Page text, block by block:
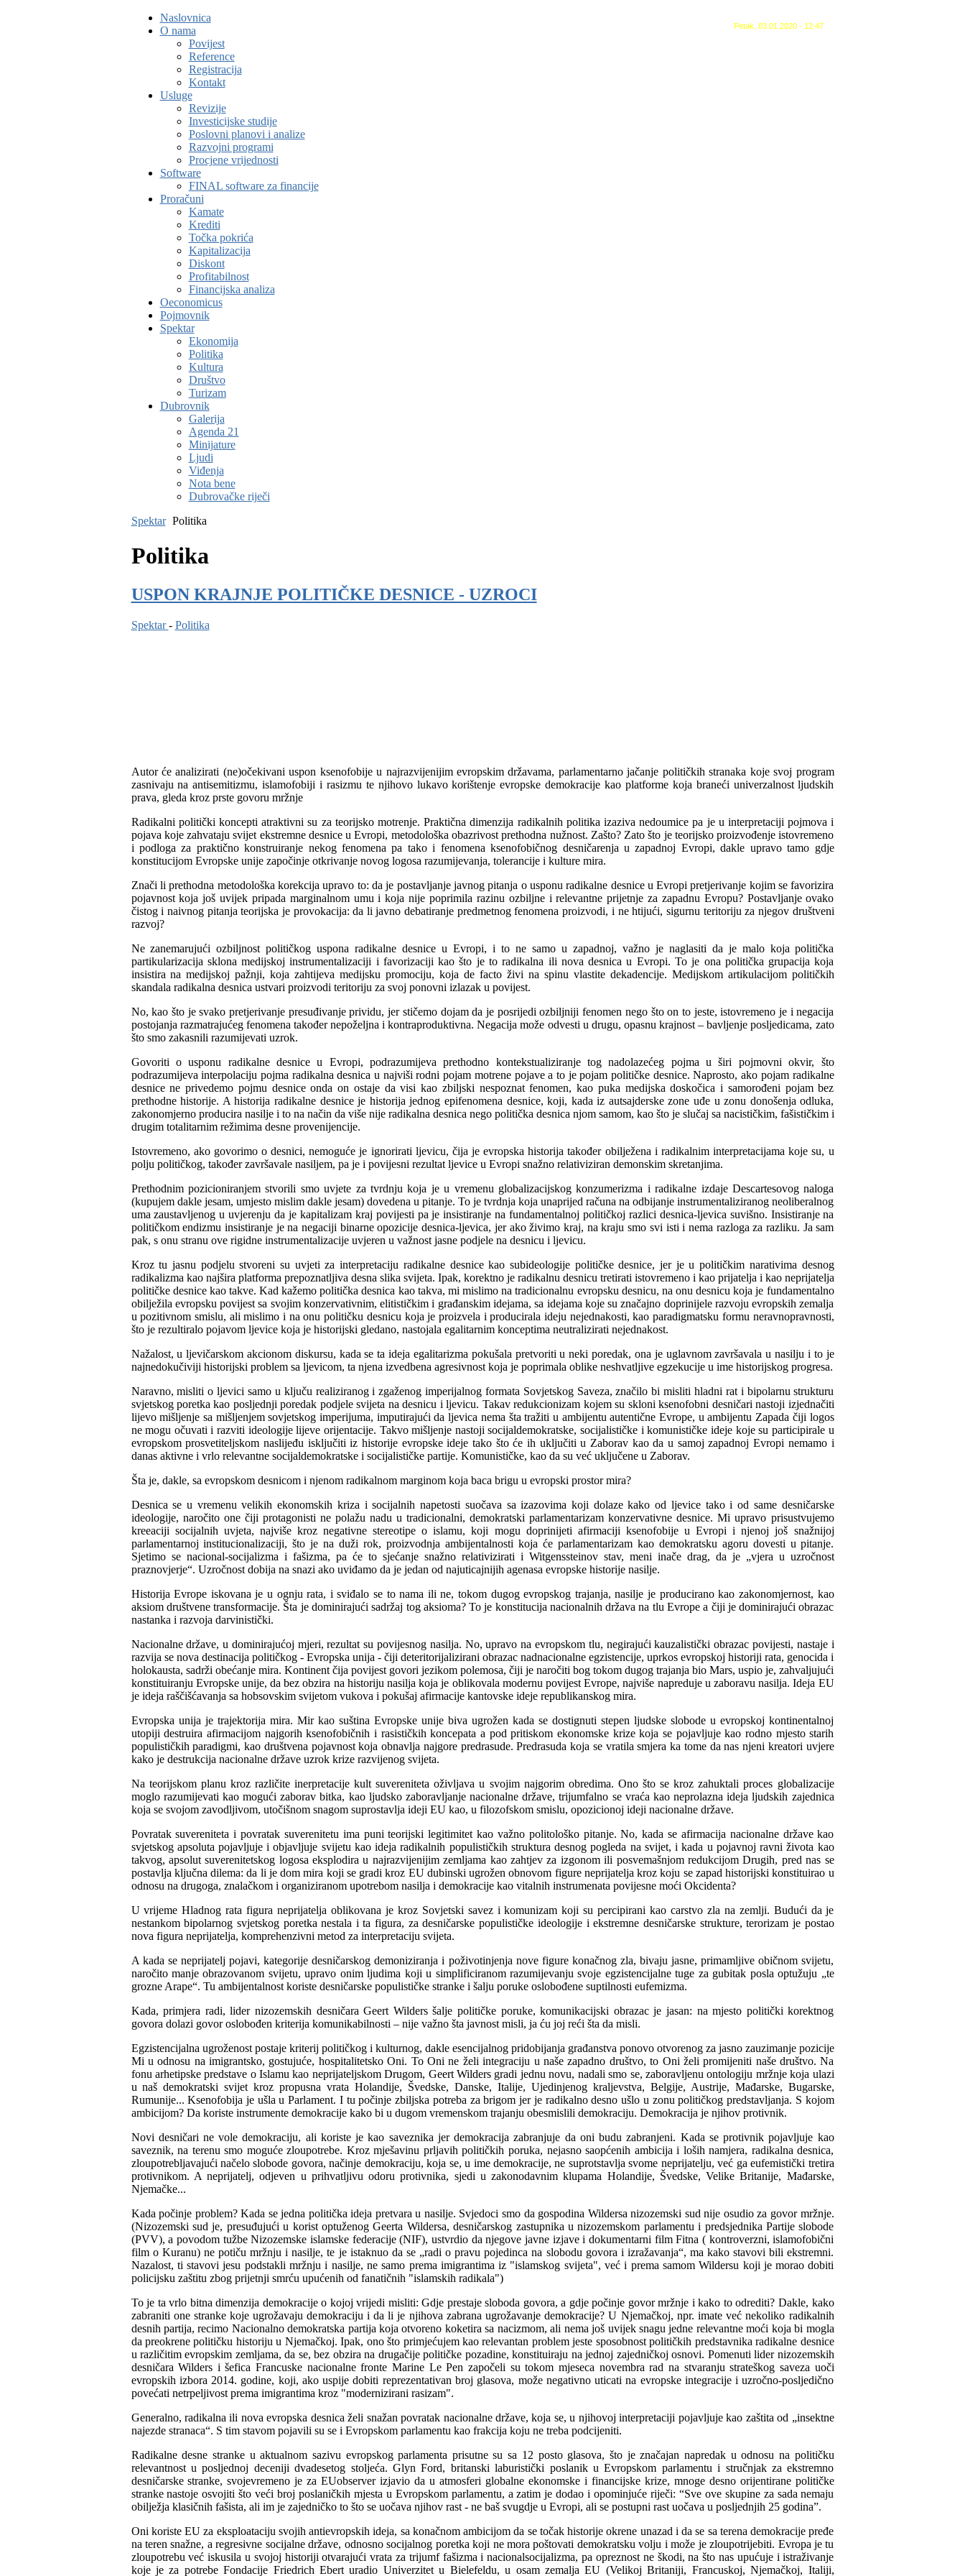
Petak, 03.01.2020 - 12:47
Naslovnica
O nama
Povijest
Reference
Registracija
Kontakt
Usluge
Revizije
Investicijske studije
Poslovni planovi i analize
Razvojni programi
Procjene vrijednosti
Software
FINAL software za financije
Proračuni
Kamate
Krediti
Točka pokrića
Kapitalizacija
Diskont
Profitabilnost
Financijska analiza
Oeconomicus
Pojmovnik
Spektar
Ekonomija
Politika
Kultura
Društvo
Turizam
Dubrovnik
Galerija
Agenda 21
Minijature
Ljudi
Viđenja
Nota bene
Dubrovačke riječi
Spektar Politika
Politika
USPON KRAJNJE POLITIČKE DESNICE - UZROCI
Spektar- Politika
Autor će analizirati (ne)očekivani uspon ksenofobije u najrazvijenijim evropskim državama, parlamentarno jačanje političkih stranaka koje svoj program
zasnivaju na antisemitizmu, islamofobiji i rasizmu te njihovo lukavo korištenje evropske demokracije kao platforme koja braneći univerzalnost ljudskih
prava, gleda kroz prste govoru mržnje
Radikalni politički koncepti atraktivni su za teorijsko motrenje. Praktična dimenzija radikalnih politika izaziva nedoumice pa je u interpretaciji pojmova i
pojava koje zahvataju svijet ekstremne desnice u Evropi, metodološka obazrivost prethodna nužnost. Zašto? Zato što je teorijsko proizvođenje istovremeno
i podloga za praktično konstruiranje nekog fenomena pa tako i fenomena ksenofobičnog desničarenja u zapadnoj Evropi, dakle upravo tamo gdje
konstitucijom Evropske unije započinje otkrivanje novog logosa razumijevanja, tolerancije i kulture mira.
Znači li prethodna metodološka korekcija upravo to: da je postavljanje javnog pitanja o usponu radikalne desnice u Evropi pretjerivanje kojim se favorizira
pojavnost koja još uvijek pripada marginalnom umu i koja nije poprimila razinu ozbiljne i relevantne prijetnje za zapadnu Evropu? Postavljanje ovako
čistog i naivnog pitanja teorijska je provokacija: da li javno debatiranje predmetnog fenomena proizvodi, i ne htijući, sigurnu teritoriju za njegov društveni
razvoj?
Ne zanemarujući ozbiljnost političkog uspona radikalne desnice u Evropi, i to ne samo u zapadnoj, važno je naglasiti da je malo koja politička
partikularizacija sklona medijskoj instrumentalizaciji i favorizaciji kao što je to radikalna ili nova desnica u Evropi. To je ona politička grupacija koja
insistira na medijskoj pažnji, koja zahtijeva medijsku promociju, koja de facto živi na spinu vlastite dekadencije. Medijskom artikulacijom političkih
skandala radikalna desnica ustvari proizvodi teritoriju za svoj ponovni izlazak u povijest.
No, kao što je svako pretjerivanje presuđivanje prividu, jer stičemo dojam da je posrijedi ozbiljniji fenomen nego što on to jeste, istovremeno je i negacija
postojanja razmatrajućeg fenomena također nepoželjna i kontraproduktivna. Negacija može odvesti u drugu, opasnu krajnost – bavljenje posljedicama, zato
što smo zakasnili razumijevati uzrok.
Govoriti o usponu radikalne desnice u Evropi, podrazumijeva prethodno kontekstualiziranje tog nadolazećeg pojma u širi pojmovni okvir, što
podrazumijeva interpolaciju pojma radikalna desnica u najviši rodni pojam motrene pojave a to je pojam političke desnice. Naprosto, ako pojam radikalne
desnice ne privedemo pojmu desnice onda on ostaje da visi kao zbiljski nespoznat fenomen, kao puka medijska doskočica i samorođeni pojam bez
prethodne historije. A historija radikalne desnice je historija jednog epifenomena desnice, koji, kada iz autsajderske zone uđe u zonu donošenja odluka,
zakonomjerno producira nasilje i to na način da više nije radikalna desnica nego politička desnica njom samom, kao što je slučaj sa nacističkim, fašističkim i
drugim totalitarnim režimima desne provenijencije.
Istovremeno, ako govorimo o desnici, nemoguće je ignorirati ljevicu, čija je evropska historija također obilježena i radikalnim interpretacijama koje su, u
polju političkog, također završavale nasiljem, pa je i povijesni rezultat ljevice u Evropi snažno relativiziran demonskim skretanjima.
Prethodnim pozicioniranjem stvorili smo uvjete za tvrdnju koja je u vremenu globalizacijskog konzumerizma i radikalne izdaje Descartesovog naloga
(kupujem dakle jesam, umjesto mislim dakle jesam) dovedena u pitanje. To je tvrdnja koja unaprijed računa na odbijanje instrumentaliziranog neoliberalnog
uma zaustavljenog u uvjerenju da je kapitalizam kraj povijesti pa je insistiranje na fundamentalnoj političkoj razlici desnica-ljevica suvišno. Insistiranje na
političkom endizmu insistiranje je na negaciji binarne opozicije desnica-ljevica, jer ako živimo kraj, na kraju smo svi isti i nema razloga za razliku. Ja sam
pak, s onu stranu ove rigidne instrumentalizacije uvjeren u važnost jasne podjele na desnicu i ljevicu.
Kroz tu jasnu podjelu stvoreni su uvjeti za interpretaciju radikalne desnice kao subideologije političke desnice, jer je u političkim narativima desnog
radikalizma kao najšira platforma prepoznatljiva desna slika svijeta. Ipak, korektno je radikalnu desnicu tretirati istovremeno i kao prijatelja i kao neprijatelja
političke desnice kao takve. Kad kažemo politička desnica kao takva, mi mislimo na tradicionalnu evropsku desnicu, na onu desnicu koja je fundamentalno
obilježila evropsku povijest sa svojim konzervativnim, elitističkim i građanskim idejama, sa idejama koje su značajno doprinijele razvoju evropskih zemalja
u pozitivnom smislu, ali mislimo i na onu političku desnicu koja je proizvela i producirala ideju nejednakosti, kao paradigmatsku formu neravnopravnosti,
što je rezultiralo pojavom ljevice koja je historijski gledano, nastojala egalitarnim konceptima neutralizirati nejednakost.
Nažalost, u ljevičarskom akcionom diskursu, kada se ta ideja egalitarizma pokušala pretvoriti u neki poredak, ona je uglavnom završavala u nasilju i to je
najnedokučiviji historijski problem sa ljevicom, ta njena izvedbena agresivnost koja je poprimala oblike neshvatljive egzekucije u ime historijskog progresa.
Naravno, misliti o ljevici samo u ključu realiziranog i zgaženog imperijalnog formata Sovjetskog Saveza, značilo bi misliti hladni rat i bipolarnu strukturu
svjetskog poretka kao posljednji poredak podjele svijeta na desnicu i ljevicu. Takav redukcionizam kojem su skloni ksenofobni desničari nastoji izjednačiti
lijevo mišljenje sa mišljenjem sovjetskog imperijuma, imputirajući da ljevica nema šta tražiti u ambijentu autentične Evrope, u ambijentu Zapada čiji logos
ne mogu očuvati i razviti ideologije lijeve orijentacije. Takvo mišljenje nastoji socijaldemokratske, socijalističke i komunističke ideje koje su participirale u
evropskom prosvetiteljskom naslijeđu isključiti iz historije evropske ideje tako što će ih uključiti u Zaborav kao da u samoj zapadnoj Evropi nemamo i
danas aktivne i vrlo relevantne socijaldemokratske i socijalističke partije. Komunističke, kao da su već uključene u Zaborav.
Šta je, dakle, sa evropskom desnicom i njenom radikalnom marginom koja baca brigu u evropski prostor mira?
Desnica se u vremenu velikih ekonomskih kriza i socijalnih napetosti suočava sa izazovima koji dolaze kako od ljevice tako i od same desničarske
ideologije, naročito one čiji protagonisti ne polažu nadu u tradicionalni, demokratski parlamentarizam konzervativne desnice. Mi upravo prisustvujemo
kreeaciji socijalnih uvjeta, najviše kroz negativne stereotipe o islamu, koji mogu doprinijeti afirmaciji ksenofobije u Evropi i njenoj još snažnijoj
parlamentarnoj institucionalizaciji, što je na duži rok, proizvodnja ambijentalnosti koja će parlamentarizam kao demokratsku agoru dovesti u pitanje.
Sjetimo se nacional-socijalizma i fašizma, pa će to sjećanje snažno relativizirati i Witgenssteinov stav, meni inače drag, da je „vjera u uzročnost
praznovjerje“. Uzročnost dobija na snazi ako uviđamo da je jedan od najuticajnijih agenasa evropske historije nasilje.
Historija Evrope iskovana je u ognju rata, i sviđalo se to nama ili ne, tokom dugog evropskog trajanja, nasilje je producirano kao zakonomjernost, kao
aksiom društvene transformacije. Šta je dominirajući sadržaj tog aksioma? To je konstitucija nacionalnih država na tlu Evrope a čiji je dominirajući obrazac
nastanka i razvoja darvinistički.
Nacionalne države, u dominirajućoj mjeri, rezultat su povijesnog nasilja. No, upravo na evropskom tlu, negirajući kauzalistički obrazac povijesti, nastaje i
razvija se nova destinacija političkog - Evropska unija - čiji deteritorijalizirani obrazac nadnacionalne egzistencije, uprkos evropskoj historiji rata, genocida i
holokausta, sadrži obećanje mira. Kontinent čija povijest govori jezikom polemosa, čiji je naročiti bog tokom dugog trajanja bio Mars, uspio je, zahvaljujući
konstituiranju Evropske unije, da bez obzira na historiju nasilja koja je oblikovala modernu povijest Evrope, najviše napreduje u zaboravu nasilja. Ideja EU
je ideja raščišćavanja sa hobsovskim svijetom vukova i pokušaj afirmacije kantovske ideje republikanskog mira.
Evropska unija je trajektorija mira. Mir kao suština Evropske unije biva ugrožen kada se dostignuti stepen ljudske slobode u evropskoj kontinentalnoj
utopiji destruira afirmacijom najgorih ksenofobičnih i rasističkih koncepata a pod pritiskom ekonomske krize koja se pojavljuje kao rodno mjesto starih
populističkih paradigmi, kao društvena pojavnost koja obnavlja najgore predrasude. Predrasuda koja se vratila smjera ka tome da nas njeni kreatori uvjere
kako je destrukcija nacionalne države uzrok krize razvijenog svijeta.
Na teorijskom planu kroz različite inerpretacije kult suvereniteta oživljava u svojim najgorim obredima. Ono što se kroz zahuktali proces globalizacije
moglo razumijevati kao mogući zaborav bitka, kao ljudsko zaboravljanje nacionalne države, trijumfalno se vraća kao neprolazna ideja ljudskih zajednica
koja se svojom zavodljivom, utočišnom snagom suprostavlja ideji EU kao, u filozofskom smislu, opozicionoj ideji nacionalne države.
Povratak suvereniteta i povratak suverenitetu ima puni teorijski legitimitet kao važno politološko pitanje. No, kada se afirmacija nacionalne države kao
svjetskog apsoluta pojavljuje i objavljuje svijetu kao ideja radikalnih populističkih struktura desnog pogleda na svijet, i kada u pojavnoj ravni života kao
takvog, apsolut suverenitetskog logosa eksplodira u najrazvijenijim zemljama kao zahtjev za izgonom ili posvemašnjom redukcijom Drugih, pred nas se
postavlja ključna dilema: da li je dom mira koji se gradi kroz EU dubinski ugrožen obnovom figure neprijatelja kroz koju se zapad historijski konstituirao u
odnosu na drugoga, znalačkom i organiziranom upotrebom nasilja i demokracije kao vitalnih instrumenata povijesne moći Okcidenta?
U vrijeme Hladnog rata figura neprijatelja oblikovana je kroz Sovjetski savez i komunizam koji su percipirani kao carstvo zla na zemlji. Budući da je
nestankom bipolarnog svjetskog poretka nestala i ta figura, za desničarske populističke ideologije i ekstremne desničarske strukture, terorizam je postao
nova figura neprijatelja, komprehenzivni metod za interpretaciju svijeta.
A kada se neprijatelj pojavi, kategorije desničarskog demoniziranja i poživotinjenja nove figure konačnog zla, bivaju jasne, primamljive običnom svijetu,
naročito manje obrazovanom svijetu, upravo onim ljudima koji u simplificiranom razumijevanju svoje egzistencijalne tuge za gubitak posla optužuju „te
grozne Arape“. Tu ambijentalnost koriste desničarske populističke stranke i šalju poruke oslobođene suptilnosti eufemizma.
Kada, primjera radi, lider nizozemskih desničara Geert Wilders šalje političke poruke, komunikacijski obrazac je jasan: na mjesto politički korektnog
govora dolazi govor oslobođen kriterija komunikabilnosti – nije važno šta javnost misli, ja ću joj reći šta da misli.
Egzistencijalna ugroženost postaje kriterij političkog i kulturnog, dakle esencijalnog pridobijanja građanstva ponovo otvorenog za jasno zauzimanje pozicije
Mi u odnosu na imigrantsko, gostujuće, hospitalitetsko Oni. To Oni ne želi integraciju u naše zapadno društvo, to Oni želi promijeniti naše društvo. Na
fonu arhetipske predstave o Islamu kao neprijateljskom Drugom, Geert Wilders gradi jednu novu, nadali smo se, zaboravljenu ontologiju mržnje koja ulazi
u naš demokratski svijet kroz propusna vrata Holandije, Švedske, Danske, Italije, Ujedinjenog kraljevstva, Belgije, Austrije, Mađarske, Bugarske,
Rumunije... Ksenofobija je ušla u Parlament. I tu počinje zbiljska potreba za brigom jer je radikalno desno ušlo u zonu političkog predstavljanja. S kojom
ambicijom? Da koriste instrumente demokracije kako bi u dugom vremenskom trajanju obesmislili demokraciju. Demokracija je njihov protivnik.
Novi desničari ne vole demokraciju, ali koriste je kao saveznika jer demokracija zabranjuje da oni budu zabranjeni. Kada se protivnik pojavljuje kao
saveznik, na terenu smo moguće zloupotrebe. Kroz mješavinu prljavih političkih poruka, nejasno saopćenih ambicija i loših namjera, radikalna desnica,
zloupotrebljavajući načelo slobode govora, načinje demokraciju, koja se, u ime demokracije, ne suprotstavlja svome neprijatelju, već ga eufemistički tretira
protivnikom. A neprijatelj, odjeven u prihvatljivu odoru protivnika, sjedi u zakonodavnim klupama Holandije, Švedske, Velike Britanije, Mađarske,
Njemačke...
Kada počinje problem? Kada se jedna politička ideja pretvara u nasilje. Svjedoci smo da gospodina Wildersa nizozemski sud nije osudio za govor mržnje.
(Nizozemski sud je, presuđujući u korist optuženog Geerta Wildersa, desničarskog zastupnika u nizozemskom parlamentu i predsjednika Partije slobode
(PVV), a povodom tužbe Nizozemske islamske federacije (NIF), ustvrdio da njegove javne izjave i dokumentarni film Fitna ( kontroverzni, islamofobični
film o Kuranu) ne potiču mržnju i nasilje, te je istaknuo da se „radi o pravu pojedinca na slobodu govora i izražavanja“, ma kako stavovi bili ekstremni.
Nazalost, ti stavovi jesu podstakli mržnju i nasilje, ne samo prema imigrantima iz "islamskog svijeta", već i prema samom Wildersu koji je morao dobiti
policijsku zaštitu zbog prijetnji smrću upućenih od fanatičnih "islamskih radikala")
To je ta vrlo bitna dimenzija demokracije o kojoj vrijedi misliti: Gdje prestaje sloboda govora, a gdje počinje govor mržnje i kako to odrediti? Dakle, kako
zabraniti one stranke koje ugrožavaju demokraciju i da li je njihova zabrana ugrožavanje demokracije? U Njemačkoj, npr. imate već nekoliko radikalnih
desnih partija, recimo Nacionalno demokratska partija koja otvoreno koketira sa nacizmom, ali nema još uvijek snagu jedne relevantne moći koja bi mogla
da preokrene političku historiju u Njemačkoj. Ipak, ono što primjećujem kao relevantan problem jeste sposobnost političkih predstavnika radikalne desnice
u različitim evropskim zemljama, da se, bez obzira na drugačije političke pozadine, konstituiraju na jednoj zajedničkoj osnovi. Pomenuti lider nizozemskih
desničara Wilders i šefica Francuske nacionalne fronte Marine Le Pen započeli su tokom mjeseca novembra rad na stvaranju strateškog saveza uoči
evropskih izbora 2014. godine, koji, ako uspije dobiti reprezentativan broj glasova, može negativno uticati na evropske integracije i uzročno-posljedično
povećati netrpeljivost prema imigrantima kroz "modernizirani rasizam".
Generalno, radikalna ili nova evropska desnica želi snažan povratak nacionalne države, koja se, u njihovoj interpretaciji pojavljuje kao zaštita od „insektne
najezde stranaca“. S tim stavom pojavili su se i Evropskom parlamentu kao frakcija koju ne treba podcijeniti.
Radikalne desne stranke u aktualnom sazivu evropskog parlamenta prisutne su sa 12 posto glasova, što je značajan napredak u odnosu na političku
relevantnost u posljednoj deceniji dvadesetog stoljeća. Glyn Ford, britanski laburistički poslanik u Evropskom parlamentu i stručnjak za ekstremno
desničarske stranke, svojevremeno je za EUobserver izjavio da u atmosferi globalne ekonomske i financijske krize, mnoge desno orijentirane političke
stranke nastoje osvojiti što veći broj poslaničkih mjesta u Evropskom parlamentu, a zatim je dodao i opominjuće riječi: “Sve ove skupine za sada nemaju
obilježja klasičnih fašista, ali im je zajedničko to što se uočava njihov rast - ne baš svugdje u Evropi, ali se postupni rast uočava u posljednjih 25 godina”.
Oni koriste EU za eksploataciju svojih antievropskih ideja, sa konačnom ambicijom da se točak historije okrene unazad i da se sa terena demokracije pređe
na teren snažne, a regresivne socijalne države, odnosno socijalnog poretka koji ne mora poštovati demokratsku volju i može je zloupotrijebiti. Evropa je tu
zloupotrebu već iskusila u svojoj historiji otvarajući vrata za trijumf fašizma i nacionalsocijalizma, pa opreznost ne škodi, na što nas upućuje i istraživanje
koje je za potrebe Fondacije Friedrich Ebert uradio Univerzitet u Bielefeldu, u osam zemalja EU (Velikoj Britaniji, Francuskoj, Njemačkoj, Italiji,